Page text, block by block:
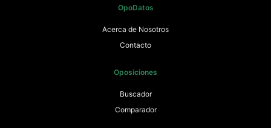
OpoDatos
Acerca de Nosotros
Contacto
Oposiciones
Buscador
Comparador